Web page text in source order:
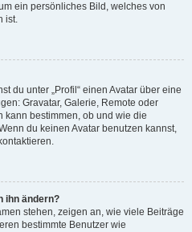
ein persönliches Bild, welches von
ist.
du unter „Profil“ einen Avatar über eine
Gravatar, Galerie, Remote oder
kann bestimmen, ob und wie die
du keinen Avatar benutzen kannst,
ihn ändern?
stehen, zeigen an, wie viele Beiträge
bestimmte Benutzer wie